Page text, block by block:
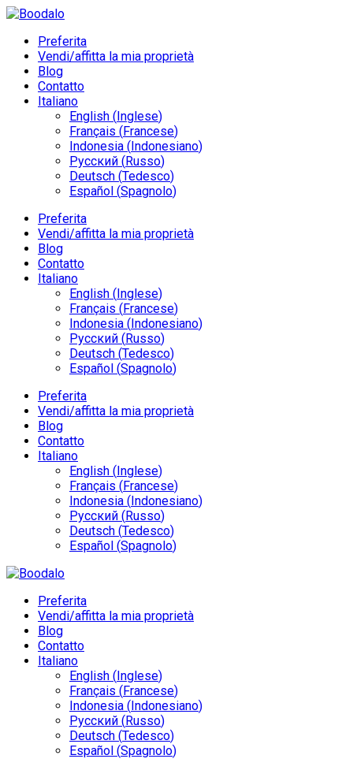
Preferita
Vendi/affitta la mia proprietà
Blog
Contatto
Italiano
English (Inglese)
Français (Francese)
Indonesia (Indonesiano)
Русский (Russo)
Deutsch (Tedesco)
Español (Spagnolo)
Preferita
Vendi/affitta la mia proprietà
Blog
Contatto
Italiano
English (Inglese)
Français (Francese)
Indonesia (Indonesiano)
Русский (Russo)
Deutsch (Tedesco)
Español (Spagnolo)
Preferita
Vendi/affitta la mia proprietà
Blog
Contatto
Italiano
English (Inglese)
Français (Francese)
Indonesia (Indonesiano)
Русский (Russo)
Deutsch (Tedesco)
Español (Spagnolo)
Preferita
Vendi/affitta la mia proprietà
Blog
Contatto
Italiano
English (Inglese)
Français (Francese)
Indonesia (Indonesiano)
Русский (Russo)
Deutsch (Tedesco)
Español (Spagnolo)